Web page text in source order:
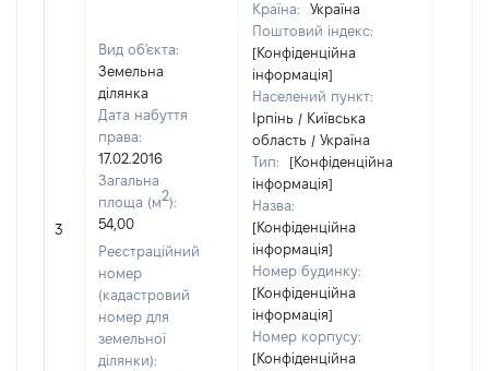
3
Вид об'єкта:
Земельна
ділянка
Дата набуття
права:
17.02.2016
Загальна
площа (м2):
54,00
Реєстраційний
номер
(кадастровий
номер для
земельної
ділянки):
Країна:
Україна
Поштовий індекс:
[Конфіденційна
інформація]
Населений пункт:
Ірпінь / Київська
область / Україна
Тип:
[Конфіденційна
інформація]
Назва:
[Конфіденційна
інформація]
Номер будинку:
[Конфіденційна
інформація]
Номер корпусу:
[Конфіденційна